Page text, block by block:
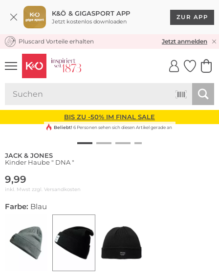
K&Ö & GIGASPORT APP
Jetzt kostenlos downloaden
ZUR APP
KOSTENLOSER VERSAND* & RÜCKVERSAND
Pluscard Vorteile erhalten Jetzt anmelden
UNSERE APP
CLICK &
BIS ZU -50% IM FINAL SALE
Beliebt! 6 Personen sehen sich diesen Artikel gerade an
JACK & JONES
Kinder Haube " DNA "
9,99
inkl. Mwst zzgl. Versandkosten
Farbe: Blau